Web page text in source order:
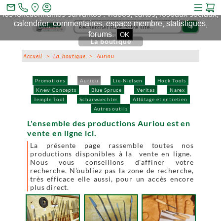
search
Promotions Auriou Lie-Nielsen
Hock Tools
Knew Concepts
Blue Spruce Veritas
Narex
Temple Tool
Scharwaechter
Affûtage et entretien
Autres outils
La boutique
Accueil >La boutique > Auriou
L'ensemble des productions Auriou est en
vente en ligne ici.
La présente page rassemble toutes nos
productions disponibles à la vente en ligne.
Nous vous conseillons d'affiner votre
recherche. N'oubliez pas la zone de recherche,
très efficace elle aussi, pour un accès encore
plus direct.
mail_outline
Ce site et des sites tiers qu'il utilise collectent des cookies pour
les fonctionnalités suivantes : vidéos, cartes, réseaux sociaux,
calendrier, commentaires, espace membre, statistiques,
forums. OK